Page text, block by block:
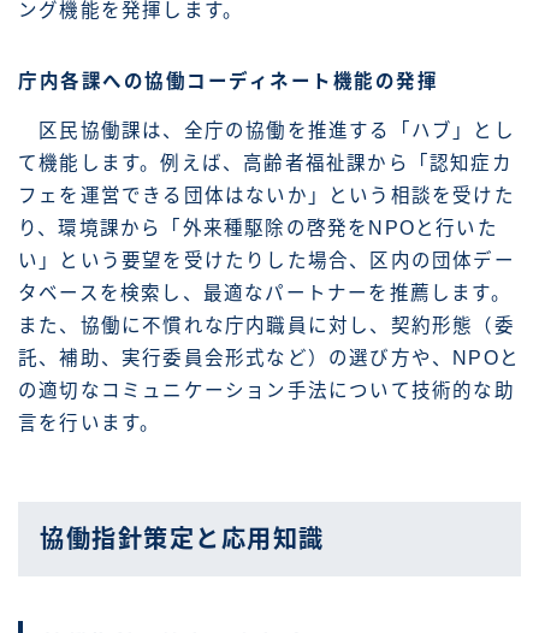
ング機能を発揮します。
庁内各課への協働コーディネート機能の発揮
区民協働課は、全庁の協働を推進する「ハブ」とし
て機能します。例えば、高齢者福祉課から「認知症カ
フェを運営できる団体はないか」という相談を受けた
り、環境課から「外来種駆除の啓発をNPOと行いた
い」という要望を受けたりした場合、区内の団体デー
タベースを検索し、最適なパートナーを推薦します。
また、協働に不慣れな庁内職員に対し、契約形態（委
託、補助、実行委員会形式など）の選び方や、NPOと
の適切なコミュニケーション手法について技術的な助
言を行います。
協働指針策定と応用知識